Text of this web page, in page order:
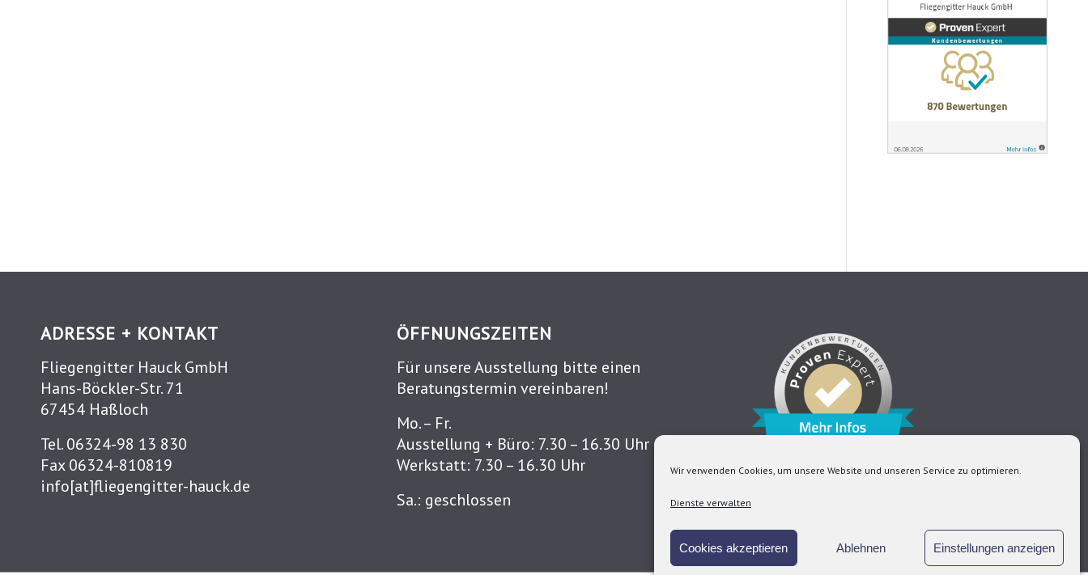
Wir verwenden Cookies, um unsere Website und unseren Service zu optimieren.
Dienste verwalten
Cookies akzeptieren Ablehnen Einstellungen anzeigen
ADRESSE + KONTAKT
Fliegengitter Hauck GmbH
Hans-Böckler-Str. 71
67454 Haßloch
Tel. 06324-98 13 830
Fax 06324-810819
info[at]fliegengitter-hauck.de
ÖFFNUNGSZEITEN
Für unsere Ausstellung bitte einen
Beratungstermin vereinbaren!
Mo. – Fr.
Ausstellung + Büro: 7.30 – 16.30 Uhr
Werkstatt: 7.30 – 16.30 Uhr
Sa.: geschlossen
Klicke auf "Ich stimme zu", um Facebook zu
Ich stimme zu